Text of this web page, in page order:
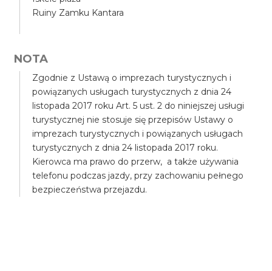
Ruiny Zamku Kantara
NOTA
Zgodnie z Ustawą o imprezach turystycznych i
powiązanych usługach turystycznych z dnia 24
listopada 2017 roku Art. 5 ust. 2 do niniejszej usługi
turystycznej nie stosuje się przepisów Ustawy o
imprezach turystycznych i powiązanych usługach
turystycznych z dnia 24 listopada 2017 roku.
Kierowca ma prawo do przerw, a także używania
telefonu podczas jazdy, przy zachowaniu pełnego
bezpieczeństwa przejazdu.